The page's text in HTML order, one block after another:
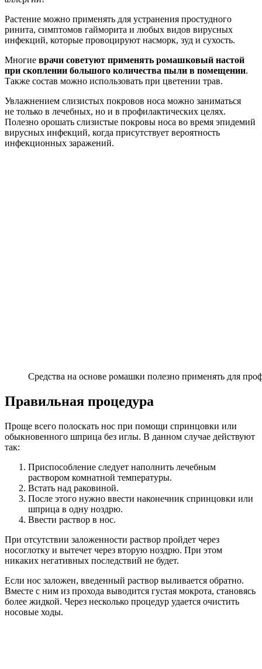
Растение можно применять для устранения простудного
ринита, симптомов гайморита и любых видов вирусных
инфекций, которые провоцируют насморк, зуд и сухость.
Многие врачи советуют применять ромашковый настой
при скоплении большого количества пыли в помещении.
Также состав можно использовать при цветении трав.
Увлажнением слизистых покровов носа можно заниматься
не только в лечебных, но и в профилактических целях.
Полезно орошать слизистые покровы носа во время эпидемий
вирусных инфекций, когда присутствует вероятность
инфекционных заражений.
Средства на основе ромашки полезно применять для
Правильная процедура
Проще всего полоскать нос при помощи спринцовки или
обыкновенного шприца без иглы. В данном случае действуют
так:
Приспособление следует наполнить лечебным
раствором комнатной температуры.
Встать над раковиной.
После этого нужно ввести наконечник спринцовки или
шприца в одну ноздрю.
Ввести раствор в нос.
При отсутствии заложенности раствор пройдет через
носоглотку и вытечет через вторую ноздрю. При этом
никаких негативных последствий не будет.
Если нос заложен, введенный раствор выливается обратно.
Вместе с ним из прохода выводится густая мокрота, становясь
более жидкой. Через несколько процедур удается очистить
носовые ходы.